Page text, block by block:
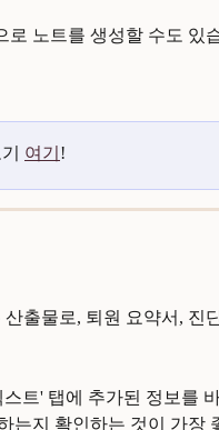
로 노트를 생성할 수도 있
여기 !
출물로, 퇴원 요약서, 진
트' 탭에 추가된 정보를
는지 확인하는 것이 가장